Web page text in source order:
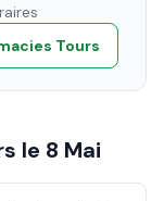
Tours
le 8 Mai